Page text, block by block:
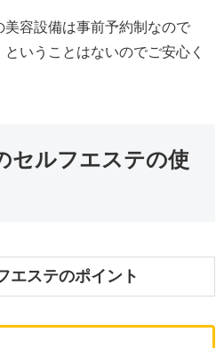
容設備は事前予約制なので
ということはないのでご安心く
セルフエステの使
エステのポイント